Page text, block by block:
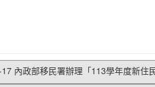
內政部移民署辦理「113學年度新住